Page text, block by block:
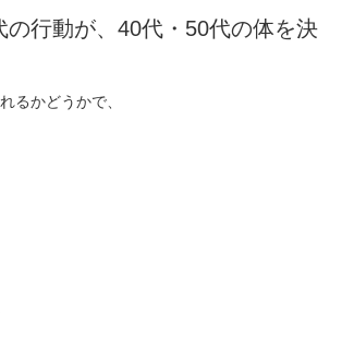
の行動が、40代・50代の体を決
るかどうかで、